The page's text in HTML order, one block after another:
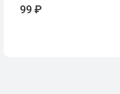
99 ₽